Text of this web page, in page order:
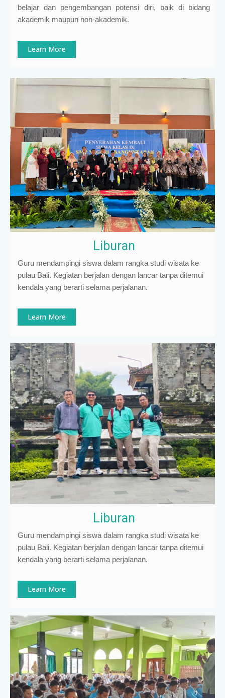
belajar dan pengembangan potensi diri, baik di bidang
akademik maupun non-akademik.
Learn More
Liburan
Guru mendampingi siswa dalam rangka studi wisata ke
pulau Bali. Kegiatan berjalan dengan lancar tanpa ditemui
kendala yang berarti selama perjalanan.
Learn More
Liburan
Guru mendampingi siswa dalam rangka studi wisata ke
pulau Bali. Kegiatan berjalan dengan lancar tanpa ditemui
kendala yang berarti selama perjalanan.
Learn More